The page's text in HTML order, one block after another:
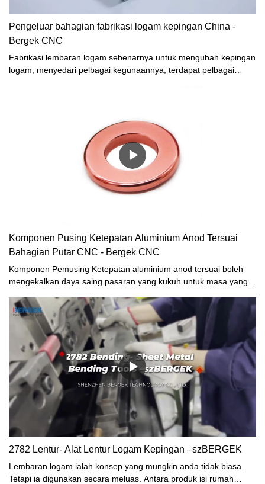
Pengeluar bahagian fabrikasi logam kepingan China -
Bergek CNC
Fabrikasi lembaran logam sebenarnya untuk mengubah kepingan
logam, menyedari pelbagai kegunaannya, terdapat pelbagai
mesti diproses oleh bahagian kepingan logam. Jika anda
memerlukan produk pemprosesan logam kepingan tersuai, anda
boleh menghubungi szbergek dan menghantar lukisan kepada
kami untuk mendapatkan sebut harga.
Komponen Pusing Ketepatan Aluminium Anod Tersuai
Bahagian Putar CNC - Bergek CNC
Komponen Pemusing Ketepatan aluminium anod tersuai boleh
mengekalkan daya saing pasaran yang kukuh untuk masa yang
dan teknologi. Selain itu, penyesuaian produk dialu-alukan
dengan mesra.
2782 Lentur- Alat Lentur Logam Kepingan –szBERGEK
Lembaran logam ialah konsep yang mungkin anda tidak biasa.
Tetapi ia digunakan secara meluas. Antara produk isi rumah